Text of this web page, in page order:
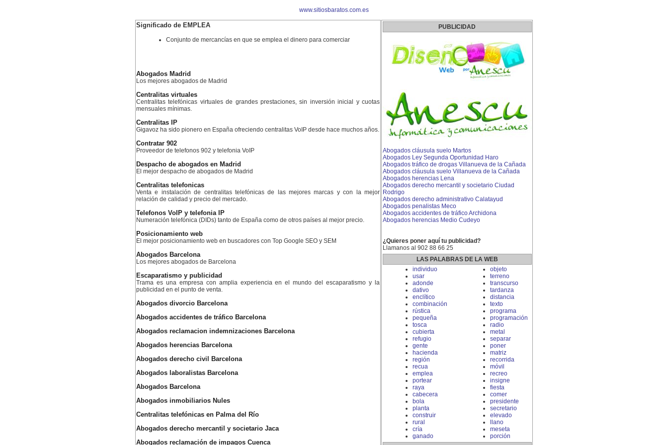
www.sitiosbaratos.com.es
Significado de EMPLEA
Conjunto de mercancías en que se emplea el dinero para comerciar
Abogados Madrid
Los mejores abogados de Madrid
Centralitas virtuales
Centralitas telefónicas virtuales de grandes prestaciones, sin inversión inicial y cuotas
mensuales mínimas.
Centralitas IP
Gigavoz ha sido pionero en España ofreciendo centralitas VoIP desde hace muchos años.
Contratar 902
Proveedor de telefonos 902 y telefonia VoIP
Despacho de abogados en Madrid
El mejor despacho de abogados de Madrid
Centralitas telefonicas
Venta e instalación de centralitas telefónicas de las mejores marcas y con la mejor
relación de calidad y precio del mercado.
Telefonos VoIP y telefonia IP
Numeración telefónica (DIDs) tanto de España como de otros países al mejor precio.
Posicionamiento web
El mejor posicionamiento web en buscadores con Top Google SEO y SEM
Abogados Barcelona
Los mejores abogados de Barcelona
Escaparatismo y publicidad
Trama es una empresa con amplia experiencia en el mundo del escaparatismo y la
publicidad en el punto de venta.
Abogados divorcio Barcelona
Abogados accidentes de tráfico Barcelona
Abogados reclamacion indemnizaciones Barcelona
Abogados herencias Barcelona
Abogados derecho civil Barcelona
Abogados laboralistas Barcelona
Abogados Barcelona
Abogados inmobiliarios Nules
Centralitas telefónicas en Palma del Río
Abogados derecho mercantil y societario Jaca
Abogados reclamación de impagos Cuenca
PUBLICIDAD
Abogados cláusula suelo Martos
Abogados Ley Segunda Oportunidad Haro
Abogados tráfico de drogas Villanueva de la Cañada
Abogados cláusula suelo Villanueva de la Cañada
Abogados herencias Lena
Abogados derecho mercantil y societario Ciudad
Rodrigo
Abogados derecho administrativo Calatayud
Abogados penalistas Meco
Abogados accidentes de tráfico Archidona
Abogados herencias Medio Cudeyo
¿Quieres poner aquí tu publicidad?
Llamanos al 902 88 66 25
LAS PALABRAS DE LA WEB
individuo
usar
adonde
dativo
enclítico
combinación
rústica
pequeña
tosca
cubierta
refugio
gente
hacienda
región
recua
emplea
portear
raya
cabecera
bola
planta
construir
rural
cría
ganado
objeto
terreno
transcurso
tardanza
distancia
texto
programa
programación
radio
metal
separar
poner
matriz
recorrida
móvil
recreo
insigne
fiesta
comer
presidente
secretario
elevado
llano
meseta
porción